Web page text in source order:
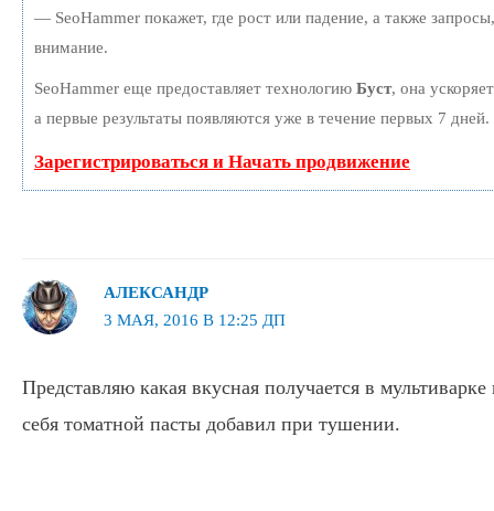
— SeoHammer покажет, где рост или падение, а также
внимание.
SeoHammer еще предоставляет технологию Буст, она
а первые результаты появляются уже в течение первых 7 дней.
Зарегистрироваться и Начать продвижение
АЛЕКСАНДР
3 МАЯ, 2016 В 12:25 ДП
Представляю какая вкусная получается в
себя томатной пасты добавил при тушении.